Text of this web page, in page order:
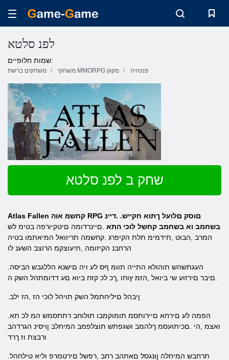
לפנ סלטא
שמות חלופיים:
משחקים ברשת משחקי MMORPG מקוון פנטזיה
שחק ב לפנ סלטא
Atlas Fallen קחשמ אוה RPG םוסק םלועל ךתוא חקייש. .דיינ
בשחמב וא בשחמב קחשל לוכי התא .םיינרדומה םיטקיורפה בטימ לש
המרב ,הבוט ,תידמימ תלת הקיפרג .קחשמה תריוואל המיאתמו בטיה
הרחבנ הקיזומה ,תיעוצקמ הרוצב השענ לו
.םיבר םירזוע שי ביואל ,הזמ ץוחו ,ךכ לכ קזח ביוא םע דדומתהל השק ה
.ןיבהל םיליחתמל השק תויהל לוכי הז ,הז ילב
ואצמ ,הי .םכיתועסמ ךלהמב ושגפתש תוצלפמב המיחלב ןויסינ הגרדהב
ורבצת וז ךרד